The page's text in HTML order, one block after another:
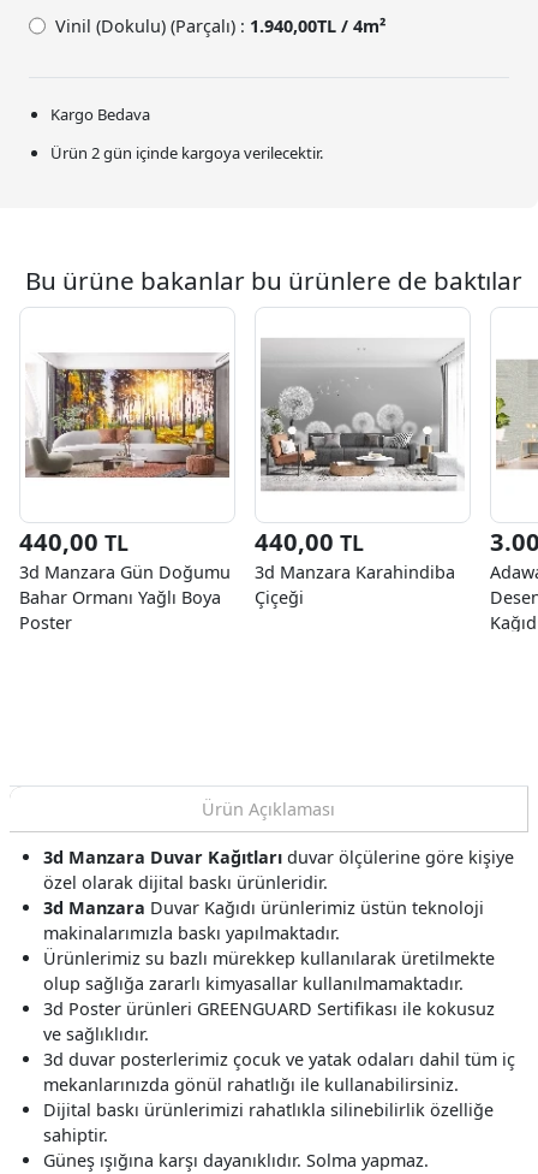
Vinil (Dokulu) (Parçalı) : 1.940,00TL / 4m²
Kargo Bedava
Ürün 2 gün içinde kargoya verilecektir.
Bu ürüne bakanlar bu ürünlere de baktılar
440,00 TL
3d Manzara Gün Doğumu
Bahar Ormanı Yağlı Boya
Poster
440,00 TL
3d Manzara Karahindiba
Çiçeği
Ürün Açıklaması
3d Manzara Duvar Kağıtları duvar ölçülerine göre kişiye
özel olarak dijital baskı ürünleridir.
3d Manzara Duvar Kağıdı ürünlerimiz üstün teknoloji
makinalarımızla baskı yapılmaktadır.
Ürünlerimiz su bazlı mürekkep kullanılarak üretilmekte
olup sağlığa zararlı kimyasallar kullanılmamaktadır.
3d Poster ürünleri GREENGUARD Sertifikası ile kokusuz
ve sağlıklıdır.
3d duvar posterlerimiz çocuk ve yatak odaları dahil tüm iç
mekanlarınızda gönül rahatlığı ile kullanabilirsiniz.
Dijital baskı ürünlerimizi rahatlıkla silinebilirlik özelliğe
sahiptir.
Güneş ışığına karşı dayanıklıdır. Solma yapmaz.